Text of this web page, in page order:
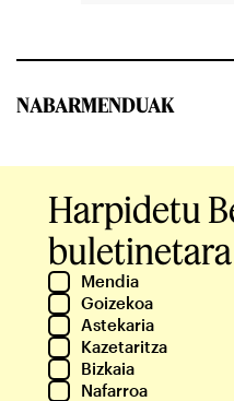
NABARMENDUAK
Harpidetu
buletinetara
Mendia
Goizekoa
Astekaria
Kazetaritza
Bizkaia
Nafarroa